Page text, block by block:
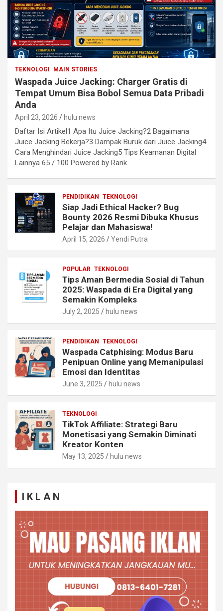
TEKNOLOGI MAIN STORIES
Waspada Juice Jacking: Charger Gratis di
Tempat Umum Bisa Bobol Semua Data Pribadi
Anda
April 23, 2026 hulu news
Daftar Isi Artikel1 Apa Itu Juice Jacking?2 Bagaimana
Juice Jacking Bekerja?3 Dampak Buruk dari Juice Jacking4
Cara Menghindari Juice Jacking5 Tips Keamanan Digital
Lainnya 65 / 100 Powered by Rank…
PENDIDIKAN TEKNOLOGI
Siap Jadi Ethical Hacker? Bug
Bounty 2026 Resmi Dibuka Khusus
Pelajar dan Mahasiswa!
April 15, 2026 Yendi Putra
POPULAR TEKNOLOGI
Tips Aman Bermedia Sosial di Tahun
2025: Waspada di Era Digital yang
Semakin Kompleks
July 2, 2025 hulu news
PENDIDIKAN TEKNOLOGI
Waspada Catphising: Modus Baru
Penipuan Online yang Memanipulasi
Emosi dan Identitas
June 3, 2025 hulu news
TEKNOLOGI
TikTok Affiliate: Strategi Baru
Monetisasi yang Semakin Diminati
Kreator Konten
May 13, 2025 hulu news
I K L A N